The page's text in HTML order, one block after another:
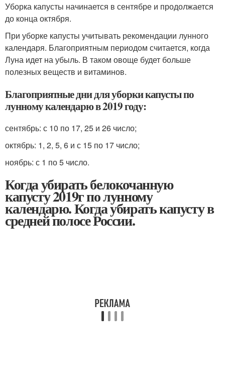
Уборка капусты начинается в сентябре и продолжается
до конца октября.
При уборке капусты учитывать рекомендации лунного
календаря. Благоприятным периодом считается, когда
Луна идет на убыль. В таком овоще будет больше
полезных веществ и витаминов.
Благоприятные дни для уборки капусты по
лунному календарю в 2019 году:
сентябрь: с 10 по 17, 25 и 26 число;
октябрь: 1, 2, 5, 6 и с 15 по 17 число;
ноябрь: с 1 по 5 число.
Когда убирать белокочанную
капусту 2019г по лунному
календарю. Когда убирать капусту в
средней полосе России.